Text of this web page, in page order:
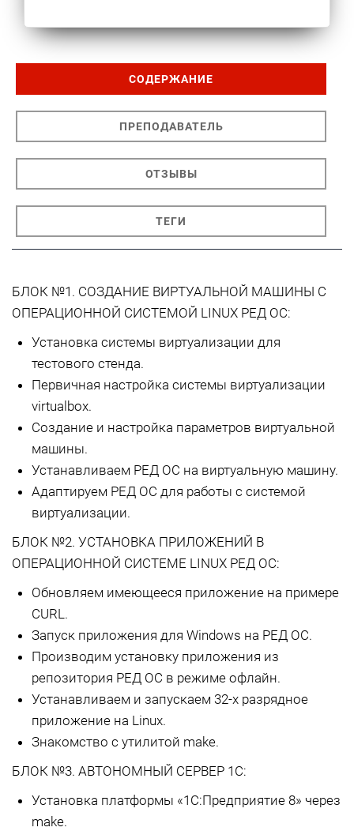
СОДЕРЖАНИЕ
ПРЕПОДАВАТЕЛЬ
ОТЗЫВЫ
ТЕГИ
БЛОК №1. СОЗДАНИЕ ВИРТУАЛЬНОЙ МАШИНЫ С
ОПЕРАЦИОННОЙ СИСТЕМОЙ LINUX РЕД ОС:
Установка системы виртуализации для
тестового стенда.
Первичная настройка системы виртуализации
virtualbox.
Создание и настройка параметров виртуальной
машины.
Устанавливаем РЕД ОС на виртуальную машину.
Адаптируем РЕД ОС для работы с системой
виртуализации.
БЛОК №2. УСТАНОВКА ПРИЛОЖЕНИЙ В
ОПЕРАЦИОННОЙ СИСТЕМЕ LINUX РЕД ОС:
Обновляем имеющееся приложение на примере
CURL.
Запуск приложения для Windows на РЕД ОС.
Производим установку приложения из
репозитория РЕД ОС в режиме офлайн.
Устанавливаем и запускаем 32-х разрядное
приложение на Linux.
Знакомство с утилитой make.
БЛОК №3. АВТОНОМНЫЙ СЕРВЕР 1С:
Установка платформы «1С:Предприятие 8» через
make.